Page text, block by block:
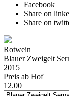
Facebook
Share on
Share on
Rotwein
Blauer Zweigelt
2015
Preis ab Hof
12.00